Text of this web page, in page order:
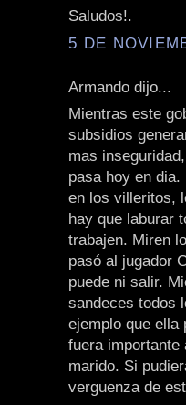
Saludos!.
5 DE
Armando dijo...
Mientras este
subsidios
mas
pasa hoy en
en los villeritos,
hay que laburar
trabajen. Miren
pasó al jugador
puede ni salir.
sandeces todos
ejemplo que ella
fuera importante
marido. Si
verguenza de